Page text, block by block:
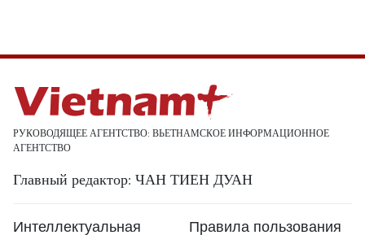
РУКОВОДЯЩЕЕ АГЕНТСТВО: ВЬЕТНАМСКОЕ ИНФОРМАЦИОННОЕ
АГЕНТСТВО
Главный редактор: ЧАН ТИЕН ДУАН
Интеллектуальная Правила пользования